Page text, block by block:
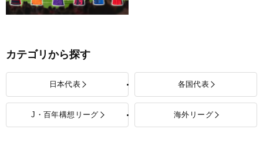
カテゴリから探す
日本代表 各国代表
J・百年構想リーグ 海外リーグ